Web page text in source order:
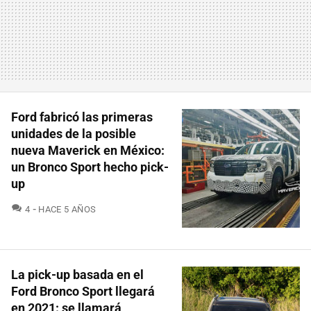
Ford fabricó las primeras
unidades de la posible
nueva Maverick en México:
un Bronco Sport hecho pick-
up
4 COMENTARIOS
HACE 5 AÑOS
La pick-up basada en el
Ford Bronco Sport llegará
en 2021: se llamará